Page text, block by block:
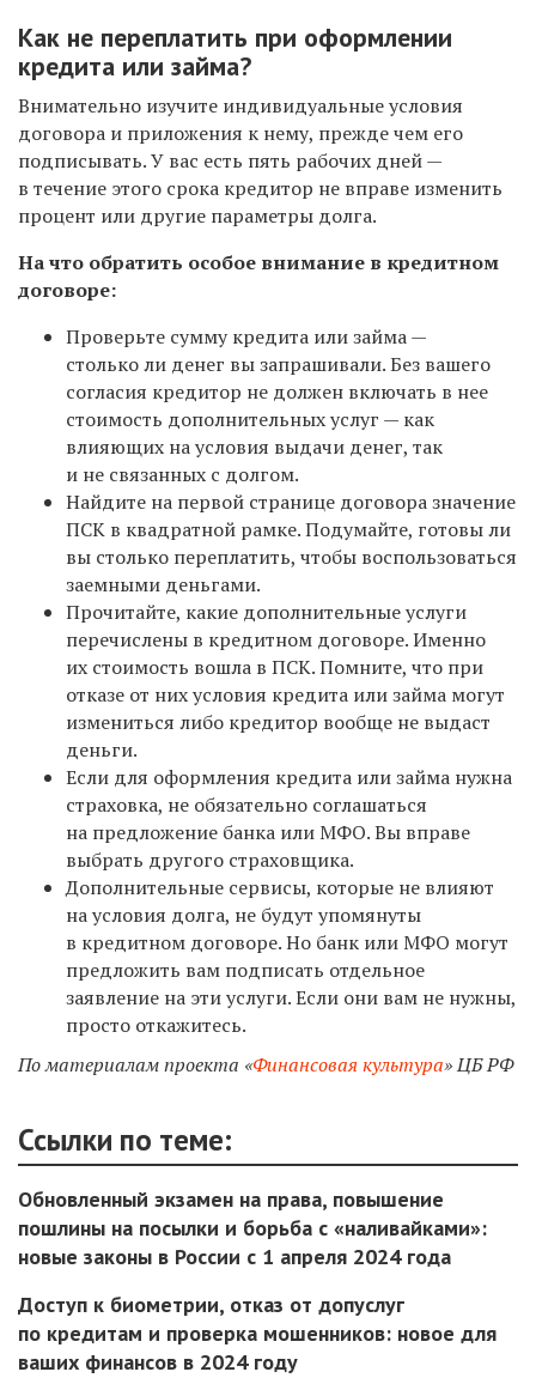
Как не переплатить при оформлении
кредита или займа?
Внимательно изучите индивидуальные условия
договора и приложения к нему, прежде чем его
подписывать. У вас есть пять рабочих дней —
в течение этого срока кредитор не вправе изменить
процент или другие параметры долга.
На что обратить особое внимание в кредитном
договоре:
Проверьте сумму кредита или займа —
столько ли денег вы запрашивали. Без вашего
согласия кредитор не должен включать в нее
стоимость дополнительных услуг — как
влияющих на условия выдачи денег, так
и не связанных с долгом.
Найдите на первой странице договора значение
ПСК в квадратной рамке. Подумайте, готовы ли
вы столько переплатить, чтобы воспользоваться
заемными деньгами.
Прочитайте, какие дополнительные услуги
перечислены в кредитном договоре. Именно
их стоимость вошла в ПСК. Помните, что при
отказе от них условия кредита или займа могут
измениться либо кредитор вообще не выдаст
деньги.
Если для оформления кредита или займа нужна
страховка, не обязательно соглашаться
на предложение банка или МФО. Вы вправе
выбрать другого страховщика.
Дополнительные сервисы, которые не влияют
на условия долга, не будут упомянуты
в кредитном договоре. Но банк или МФО могут
предложить вам подписать отдельное
заявление на эти услуги. Если они вам не нужны,
просто откажитесь.
По материалам проекта «Финансовая культура» ЦБ РФ
Ссылки по теме:
Обновленный экзамен на права, повышение
пошлины на посылки и борьба с «наливайками»:
новые законы в России с 1 апреля 2024 года
Доступ к биометрии, отказ от допуслуг
по кредитам и проверка мошенников: новое для
ваших финансов в 2024 году